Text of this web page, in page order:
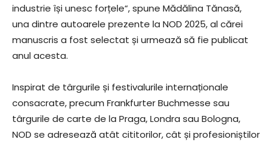
industrie își unesc forțele“, spune Mădălina Tănasă,
una dintre autoarele prezente la NOD 2025, al cărei
manuscris a fost selectat și urmează să fie publicat
anul acesta.
Inspirat de târgurile și festivalurile internaționale
consacrate, precum Frankfurter Buchmesse sau
târgurile de carte de la Praga, Londra sau Bologna,
NOD se adresează atât cititorilor, cât și profesioniștilor